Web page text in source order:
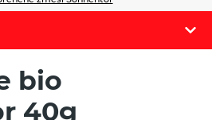
bio
40g